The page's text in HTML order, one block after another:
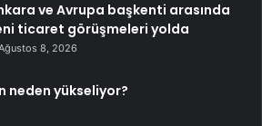
ve Avrupa başkenti arasında
ticaret görüşmeleri yolda
8, 2026
neden yükseliyor?